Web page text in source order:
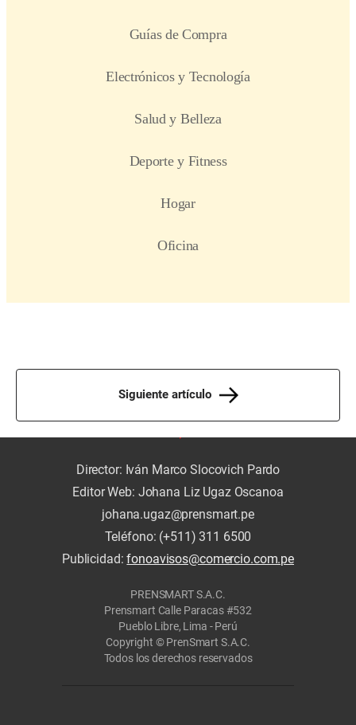
Siguiente artículo
Director: Iván Marco Slocovich Pardo
Editor Web: Johana Liz Ugaz Oscanoa
johana.ugaz@prensmart.pe
Teléfono: (+511) 311 6500
Publicidad:fonoavisos@comercio.com.pe
PRENSMART S.A.C.
Prensmart Calle Paracas #532
Pueblo Libre, Lima - Perú
Copyright © PrenSmart S.A.C.
Todos los derechos reservados